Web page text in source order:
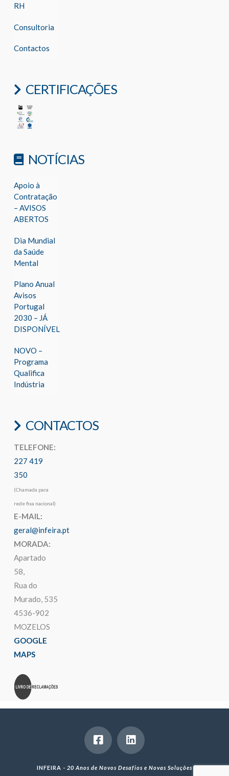
RH
Consultoria
Contactos
CERTIFICAÇÕES
NOTÍCIAS
Apoio à
Contratação
– AVISOS
ABERTOS
Dia Mundial
da Saúde
Mental
Plano Anual
Avisos
Portugal
2030 – JÁ
DISPONÍVEL
NOVO –
Programa
Qualifica
Indústria
CONTACTOS
TELEFONE:
227 419
350
(Chamada para
rede fixa nacional)
E-MAIL:
geral@infeira.pt
MORADA:
Apartado
58,
Rua do
Murado, 535
4536-902
MOZELOS
GOOGLE
MAPS
INFEIRA - 20 Anos de Novos Desafios e Novas Soluções